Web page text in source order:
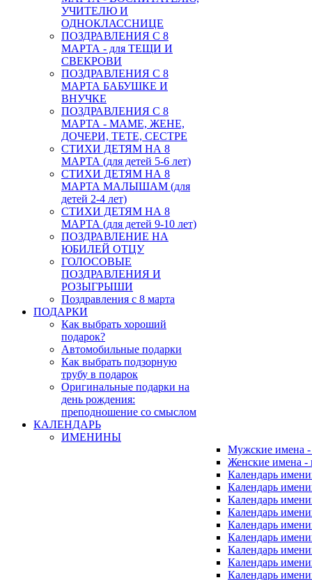
УЧИТЕЛЮ И
ОДНОКЛАССНИЦЕ
ПОЗДРАВЛЕНИЯ С 8
МАРТА - для ТЕЩИ И
СВЕКРОВИ
ПОЗДРАВЛЕНИЯ С 8
МАРТА БАБУШКЕ И
ВНУЧКЕ
ПОЗДРАВЛЕНИЯ С 8
МАРТА - МАМЕ, ЖЕНЕ,
ДОЧЕРИ, ТЕТЕ, СЕСТРЕ
СТИХИ ДЕТЯМ НА 8
МАРТА (для детей 5-6 лет)
СТИХИ ДЕТЯМ НА 8
МАРТА МАЛЫШАМ (для
детей 2-4 лет)
СТИХИ ДЕТЯМ НА 8
МАРТА (для детей 9-10 лет)
ПОЗДРАВЛЕНИЕ НА
ЮБИЛЕЙ ОТЦУ
ГОЛОСОВЫЕ
ПОЗДРАВЛЕНИЯ И
РОЗЫГРЫШИ
Поздравления с 8 марта
ПОДАРКИ
Как выбрать хороший
подарок?
Автомобильные подарки
Как выбрать подзорную
трубу в подарок
Оригинальные подарки на
день рождения:
преподношение со смыслом
КАЛЕНДАРЬ
ИМЕНИНЫ
Мужские имена
Женские имена
Календарь
Календарь
Календарь
Календарь
Календарь
Календарь
Календарь
Календарь
Календарь